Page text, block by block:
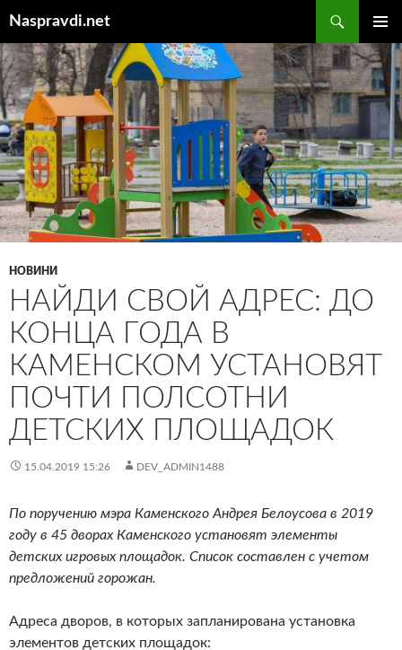
вмісту
Naspravdi.net
МЕНЮ
НОВИНИ
НАЙДИ СВОЙ АДРЕС: ДО
КОНЦА ГОДА В
КАМЕНСКОМ УСТАНОВЯТ
ПОЧТИ ПОЛСОТНИ
ДЕТСКИХ ПЛОЩАДОК
15.04.2019 15:26 DEV_ADMIN1488
По поручению мэра Каменского Андрея Белоусова в 2019
году в 45 дворах Каменского установят элементы
детских игровых площадок. Список составлен с учетом
предложений горожан.
Адреса дворов, в которых запланирована установка
элементов детских площадок: